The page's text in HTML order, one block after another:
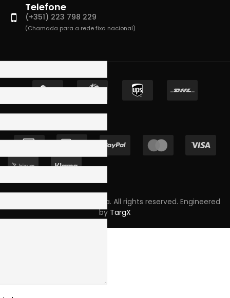
Telefone
(+351) 223 798 229
(Chamada para a rede fixa nacional)
Copyright © 2023 Skpro, Lda. All rights reserved. Engineered
by TargX